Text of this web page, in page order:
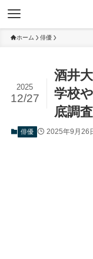
ホーム 俳優
酒井
学校
底調査
2025
12/27
俳優 2025年9月26